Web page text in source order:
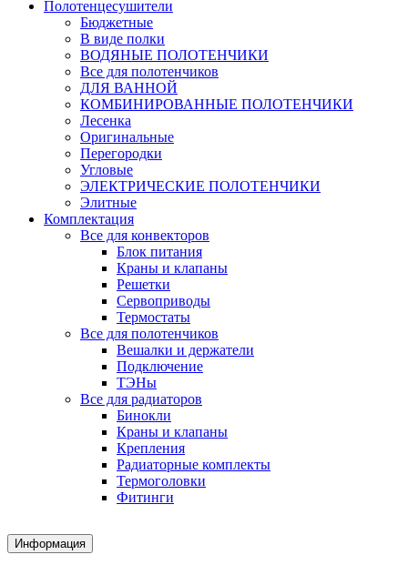
Полотенцесушители
Бюджетные
В виде полки
ВОДЯНЫЕ ПОЛОТЕНЧИКИ
Все для полотенчиков
ДЛЯ ВАННОЙ
КОМБИНИРОВАННЫЕ ПОЛОТЕНЧИКИ
Лесенка
Оригинальные
Перегородки
Угловые
ЭЛЕКТРИЧЕСКИЕ ПОЛОТЕНЧИКИ
Элитные
Комплектация
Все для конвекторов
Блок питания
Краны и клапаны
Решетки
Сервоприводы
Термостаты
Все для полотенчиков
Вешалки и держатели
Подключение
ТЭНы
Все для радиаторов
Бинокли
Краны и клапаны
Крепления
Радиаторные комплекты
Термоголовки
Фитинги
Информация